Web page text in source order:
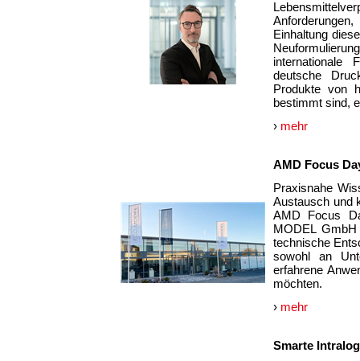
Einhaltung
internationale
deutsche
Produkte von
bestimmt sind,
› mehr
AMD Focus
Praxisnahe
Austausch und
AMD Focus
MODEL
technische
sowohl an
erfahrene
möchten.
› mehr
Smarte